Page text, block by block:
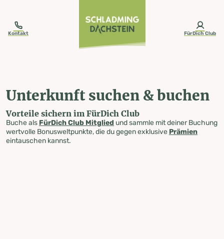
Kontakt FürDich Club
Unterkunft suchen & buchen
Vorteile sichern im FürDich Club
Buche als FürDich Club Mitglied und sammle mit deiner Buchung
wertvolle Bonusweltpunkte, die du gegen exklusive Prämien
eintauschen kannst.